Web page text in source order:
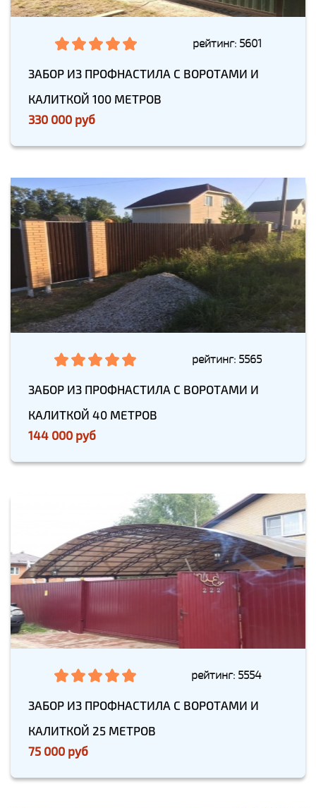
рейтинг: 5601
ЗАБОР ИЗ ПРОФНАСТИЛА С ВОРОТАМИ И
КАЛИТКОЙ 100 МЕТРОВ
330 000 руб
рейтинг: 5565
ЗАБОР ИЗ ПРОФНАСТИЛА С ВОРОТАМИ И
КАЛИТКОЙ 40 МЕТРОВ
144 000 руб
рейтинг: 5554
ЗАБОР ИЗ ПРОФНАСТИЛА С ВОРОТАМИ И
КАЛИТКОЙ 25 МЕТРОВ
75 000 руб